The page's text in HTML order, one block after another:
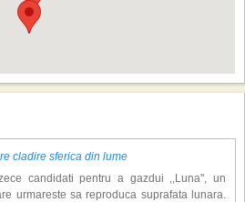
cladire sferica din lume
candidati pentru a gazdui ,,Luna'', un
urmareste sa reproduca suprafata lunara.